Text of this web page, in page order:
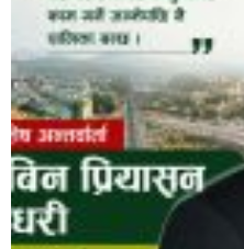
प्रहरी साहयक निरीक्षक
प्रहरीले पायाे जग्गाधनी पुर्जा